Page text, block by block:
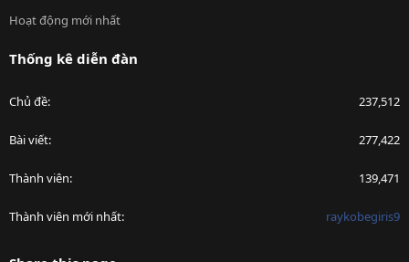
Hoạt động mới nhất
Thống kê diễn đàn
Chủ đề 237,512
Bài viết 277,422
Thành viên 139,471
Thành viên mới nhất raykobegiris9